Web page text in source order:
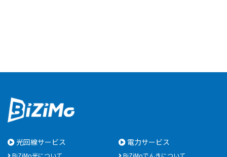
光回線サービス
BiZiMo光について
電力サービス
BiZiMoでんきについて